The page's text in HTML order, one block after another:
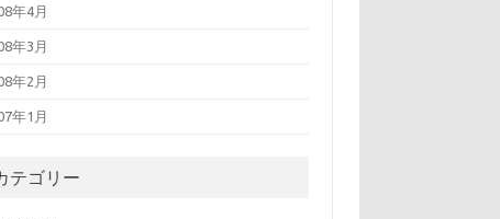
年4月
年3月
年2月
年1月
テゴリー